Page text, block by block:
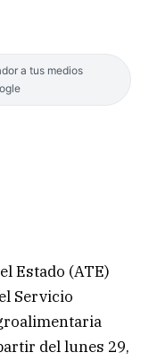
a tus medios
Estado (ATE)
Servicio
del lunes 29,